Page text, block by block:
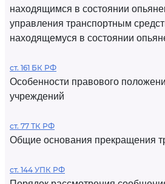
находящимся в состоянии
управления транспортным
находящемуся в состоянии
ст. 161 БК РФ
Особенности правового
учреждений
ст. 77 ТК РФ
Общие основания прекращения
ст. 144 УПК РФ